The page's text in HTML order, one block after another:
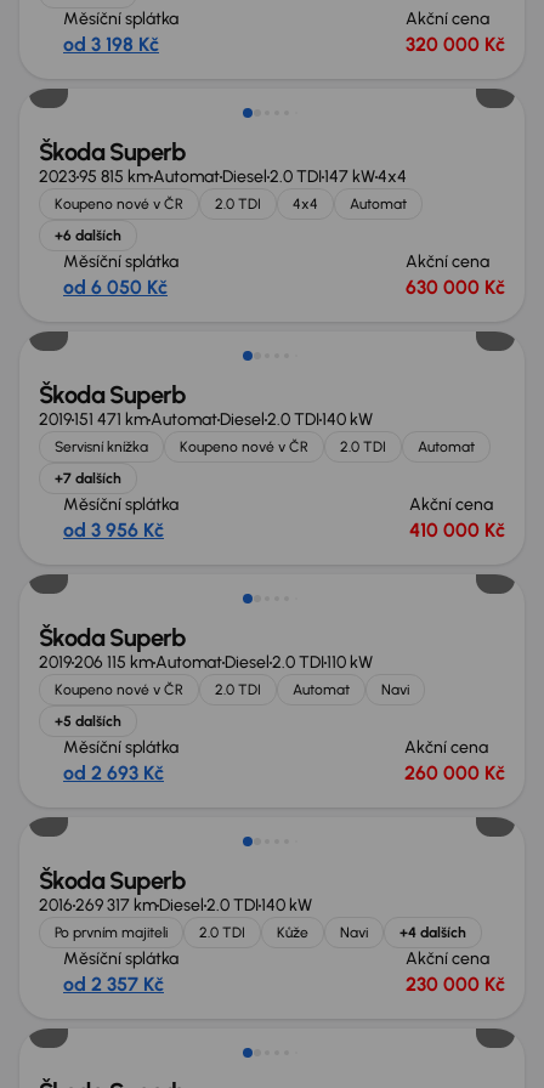
Měsíční splátka
od 3 198 Kč
Akční cena
320 000 Kč
Zlevněno o 30 000 Kč
Škoda Superb
202395 815 kmAutomatDiesel2.0 TDI147 kW4x4
Koupeno nové v ČR 2.0 TDI 4x4
Automat
+6 dalších
Měsíční splátka
od 6 050 Kč
Akční cena
630 000 Kč
Škoda Superb
2019151 471 kmAutomatDiesel2.0 TDI140 kW
Servisní knížka Koupeno nové v ČR 2.0 TDI
Automat
+7 dalších
Měsíční splátka
od 3 956 Kč
Akční cena
410 000 Kč
Škoda Superb
2019206 115 kmAutomatDiesel2.0 TDI110 kW
Koupeno nové v ČR 2.0 TDI Automat
Navi
+5 dalších
Měsíční splátka
od 2 693 Kč
Akční cena
260 000 Kč
Škoda Superb
2016269 317 kmDiesel2.0 TDI140 kW
Po prvním majiteli 2.0 TDI Kůže Navi +4 dalších
Měsíční splátka
od 2 357 Kč
Akční cena
230 000 Kč